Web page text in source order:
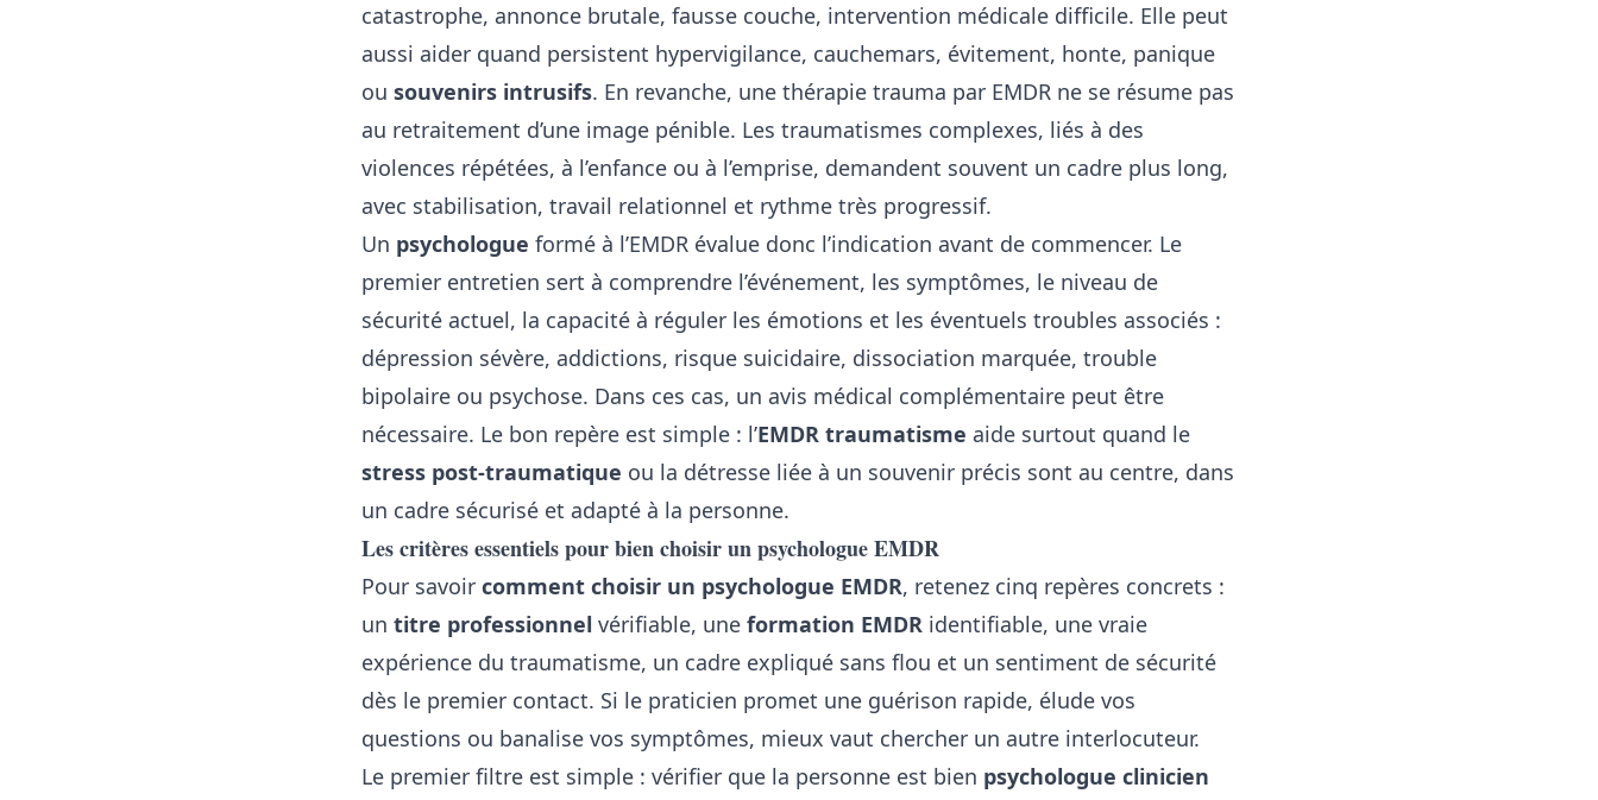
catastrophe, annonce brutale, fausse couche, intervention médicale difficile. Elle peut
aussi aider quand persistent hypervigilance, cauchemars, évitement, honte, panique
ou souvenirs intrusifs. En revanche, une thérapie trauma par EMDR ne se résume pas
au retraitement d’une image pénible. Les traumatismes complexes, liés à des
violences répétées, à l’enfance ou à l’emprise, demandent souvent un cadre plus long,
avec stabilisation, travail relationnel et rythme très progressif.
Un psychologue formé à l’EMDR évalue donc l’indication avant de commencer. Le
premier entretien sert à comprendre l’événement, les symptômes, le niveau de
sécurité actuel, la capacité à réguler les émotions et les éventuels troubles associés :
dépression sévère, addictions, risque suicidaire, dissociation marquée, trouble
bipolaire ou psychose. Dans ces cas, un avis médical complémentaire peut être
nécessaire. Le bon repère est simple : l’EMDR traumatisme aide surtout quand le
stress post-traumatique ou la détresse liée à un souvenir précis sont au centre, dans
un cadre sécurisé et adapté à la personne.
Les critères essentiels pour bien choisir un psychologue EMDR
Pour savoir comment choisir un psychologue EMDR, retenez cinq repères concrets :
un titre professionnel vérifiable, une formation EMDR identifiable, une vraie
expérience du traumatisme, un cadre expliqué sans flou et un sentiment de sécurité
dès le premier contact. Si le praticien promet une guérison rapide, élude vos
questions ou banalise vos symptômes, mieux vaut chercher un autre interlocuteur.
Le premier filtre est simple : vérifier que la personne est bien psychologue clinicien